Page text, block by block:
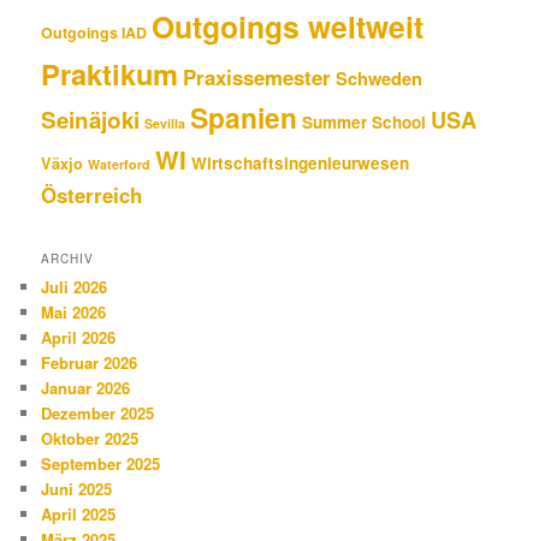
Outgoings IAD Outgoings weltweit
Praktikum PraxissemesterSchweden
Seinäjoki Sevilla Spanien Summer School USA
Växjo Waterford WI Wirtschaftsingenieurwesen
Österreich
ARCHIV
Juli 2026
Mai 2026
April 2026
Februar 2026
Januar 2026
Dezember 2025
Oktober 2025
September 2025
Juni 2025
April 2025